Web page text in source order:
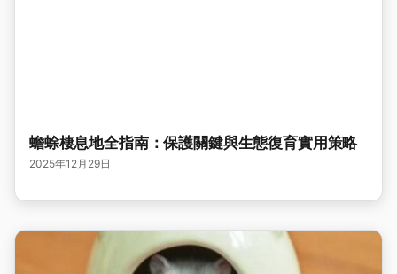
蟾蜍棲息地全指南：保護關鍵與生態復育實用策略
2025年12月29日